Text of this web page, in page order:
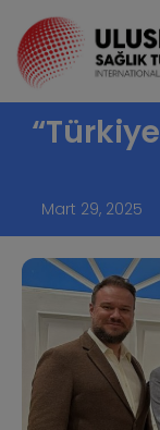
Mart 29, 2025